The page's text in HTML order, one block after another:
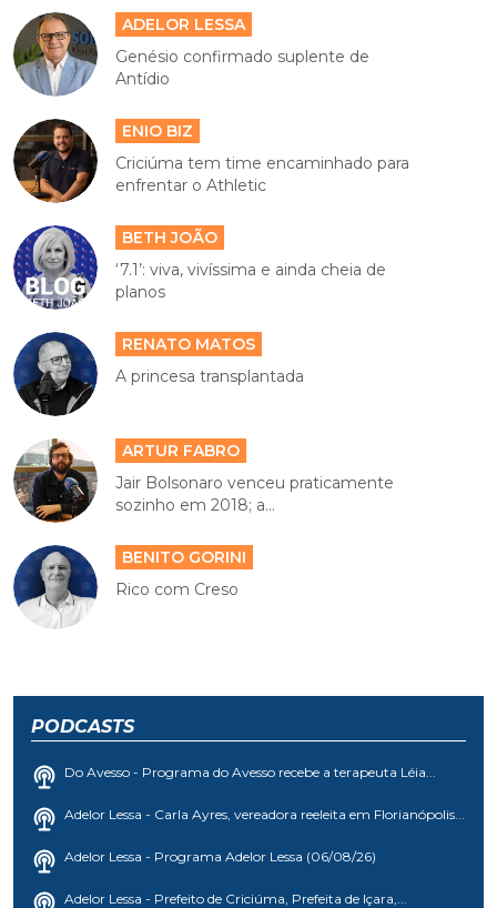
ADELOR LESSA
Genésio confirmado suplente de
Antídio
ENIO BIZ
Criciúma tem time encaminhado para
enfrentar o Athletic
BETH JOÃO
‘7.1’: viva, vivíssima e ainda cheia de
planos
RENATO MATOS
A princesa transplantada
ARTUR FABRO
Jair Bolsonaro venceu praticamente
sozinho em 2018; a...
BENITO GORINI
Rico com Creso
PODCASTS
Do Avesso - Programa do Avesso recebe a terapeuta Léia...
Adelor Lessa - Carla Ayres, vereadora reeleita em Florianópolis...
Adelor Lessa - Programa Adelor Lessa (06/08/26)
Adelor Lessa - Prefeito de Criciúma, Prefeita de Içara,...